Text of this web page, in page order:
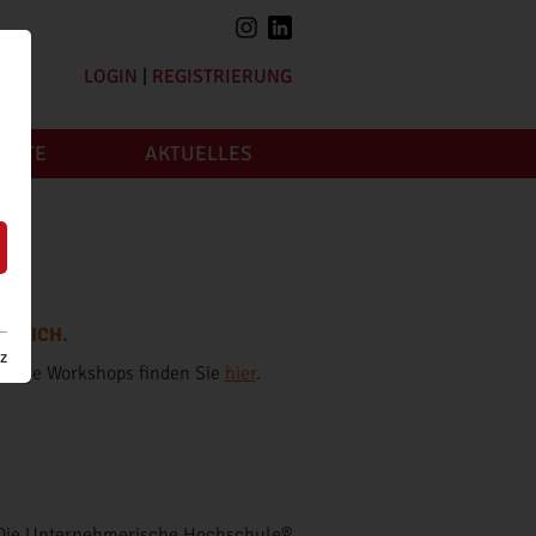
LOGIN REGISTRIERUNG
AKTUELLES
Workshops finden Sie hier.